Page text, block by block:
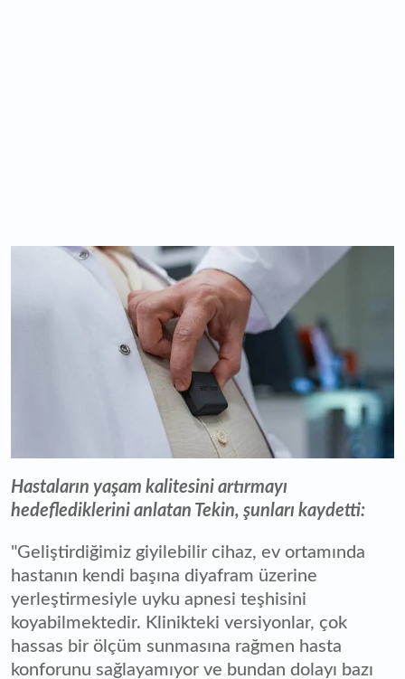
Hastaların yaşam kalitesini artırmayı
hedeflediklerini anlatan Tekin, şunları kaydetti:
"Geliştirdiğimiz giyilebilir cihaz, ev ortamında
hastanın kendi başına diyafram üzerine
yerleştirmesiyle uyku apnesi teşhisini
koyabilmektedir. Klinikteki versiyonlar, çok
hassas bir ölçüm sunmasına rağmen hasta
konforunu sağlayamıyor ve bundan dolayı bazı